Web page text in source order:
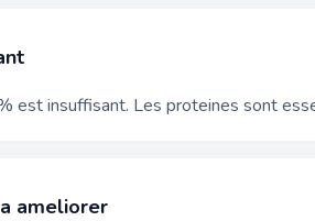
est insuffisant. Les proteines sont
ameliorer